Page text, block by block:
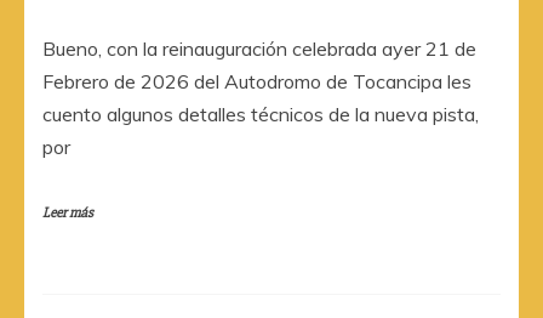
Bueno, con la reinauguración celebrada ayer 21 de
Febrero de 2026 del Autodromo de Tocancipa les
cuento algunos detalles técnicos de la nueva pista,
por
Leer más